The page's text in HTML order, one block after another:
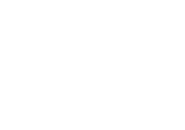
Ürün resmi
Ürün
Ürün bilgilerinde
Ürün fiyatı diğer